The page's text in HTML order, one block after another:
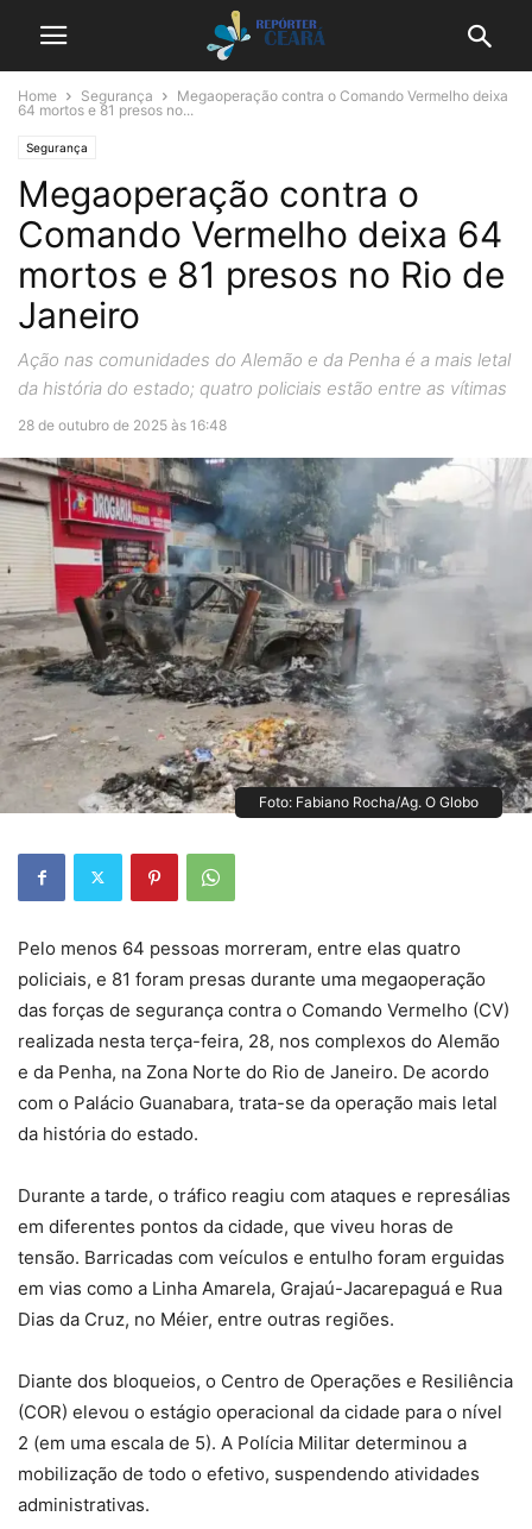
Home Segurança
Megaoperação contra o Comando Vermelho deixa
64 mortos e 81 presos no...
Segurança
Megaoperação contra o
Comando Vermelho deixa 64
mortos e 81 presos no Rio de
Janeiro
Ação nas comunidades do Alemão e da Penha é a mais letal
da história do estado; quatro policiais estão entre as vítimas
28 de outubro de 2025 às 16:48
Foto: Fabiano Rocha/Ag. O Globo
Pelo menos 64 pessoas morreram, entre elas quatro
policiais, e 81 foram presas durante uma megaoperação
das forças de segurança contra o Comando Vermelho (CV)
realizada nesta terça-feira, 28, nos complexos do Alemão
e da Penha, na Zona Norte do Rio de Janeiro. De acordo
com o Palácio Guanabara, trata-se da operação mais letal
da história do estado.
Durante a tarde, o tráfico reagiu com ataques e represálias
em diferentes pontos da cidade, que viveu horas de
tensão. Barricadas com veículos e entulho foram erguidas
em vias como a Linha Amarela, Grajaú-Jacarepaguá e Rua
Dias da Cruz, no Méier, entre outras regiões.
Diante dos bloqueios, o Centro de Operações e Resiliência
(COR) elevou o estágio operacional da cidade para o nível
2 (em uma escala de 5). A Polícia Militar determinou a
mobilização de todo o efetivo, suspendendo atividades
administrativas.